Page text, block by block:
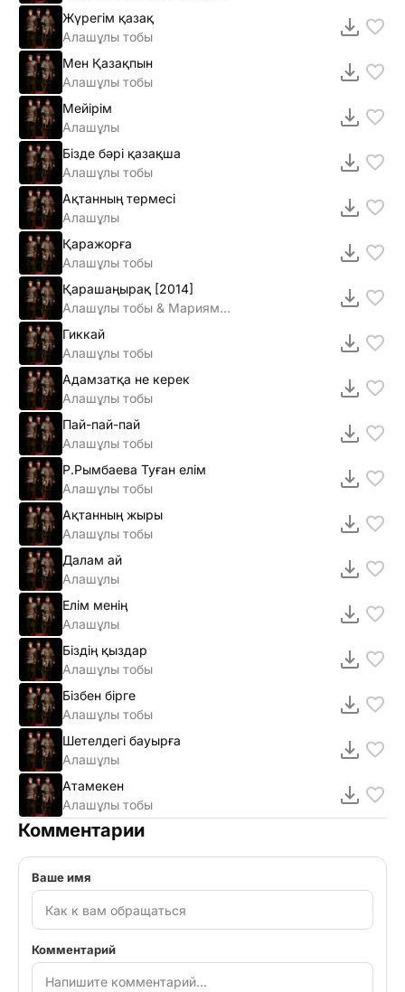
Жүрегім қазақ
Алашұлы тобы
Мен Қазақпын
Алашұлы тобы
Мейірім
Алашұлы
Бізде бәрі қазақша
Алашұлы тобы
Ақтанның термесі
Алашұлы
Қаражорға
Алашұлы тобы
Қарашаңырақ [2014]
Алашұлы тобы & Мариям Думанова
Гиккай
Алашұлы тобы
Адамзатқа не керек
Алашұлы тобы
Пай-пай-пай
Алашұлы тобы
Р.Рымбаева Туған елім
Алашұлы тобы
Ақтанның жыры
Алашұлы тобы
Далам ай
Алашұлы
Елім менің
Алашұлы
Біздің қыздар
Алашұлы тобы
Бізбен бірге
Алашұлы тобы
Шетелдегі бауырға
Алашұлы
Атамекен
Алашұлы тобы
Комментарии
Ваше имя
Комментарий